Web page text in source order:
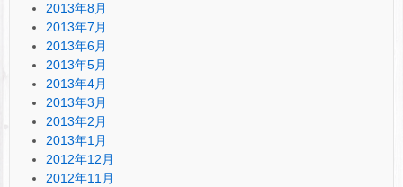
2013年8月
2013年7月
2013年6月
2013年5月
2013年4月
2013年3月
2013年2月
2013年1月
2012年12月
2012年11月